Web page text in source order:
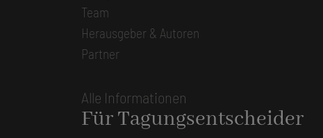
Team
Herausgeber & Autoren
Partner
Alle Informationen
Für Tagungsentscheider